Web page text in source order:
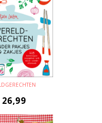
26,99